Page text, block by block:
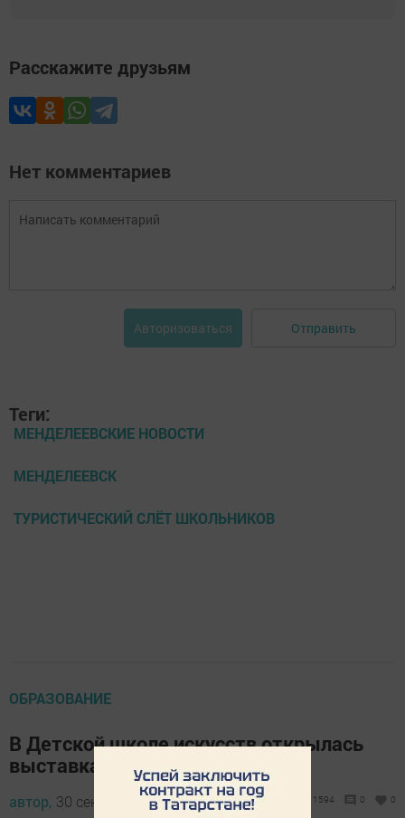
Расскажите друзьям
Нет комментариев
Авторизоваться Отправить
Теги:
МЕНДЕЛЕЕВСКИЕ НОВОСТИ
МЕНДЕЛЕЕВСК
ТУРИСТИЧЕСКИЙ СЛЁТ ШКОЛЬНИКОВ
ОБРАЗОВАНИЕ
В Детской школе искусств открылась
выставка работ учащихся
автор, 30 сентября 2016 - 10:40 1594 0 0